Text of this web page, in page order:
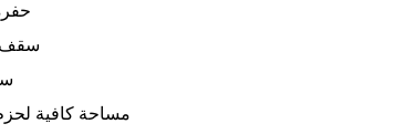
سقف
مساحة كافية